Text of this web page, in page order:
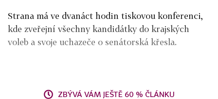
Strana má ve dvanáct hodin tiskovou konferenci,
kde zveřejní všechny kandidátky do krajských
voleb a svoje uchazeče o senátorská křesla.
ZBÝVÁ VÁM JEŠTĚ 60 % ČLÁNKU